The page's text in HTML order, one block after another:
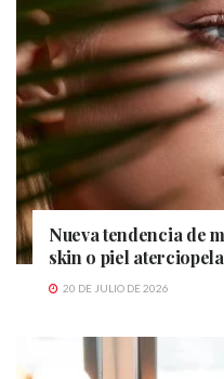
Nueva tendencia de
skin o piel
20 DE JULIO DE 2026